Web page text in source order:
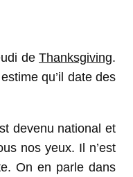
de Thanksgiving.
qu’il date des
devenu national et
nos yeux. Il n’est
On en parle dans